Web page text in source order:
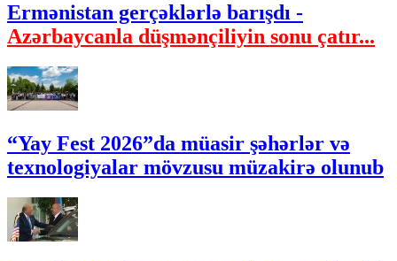
Ermənistan gerçəklərlə barışdı -
Azərbaycanla düşmənçiliyin sonu çatır...
“Yay Fest 2026”da müasir şəhərlər və
texnologiyalar mövzusu müzakirə olunub